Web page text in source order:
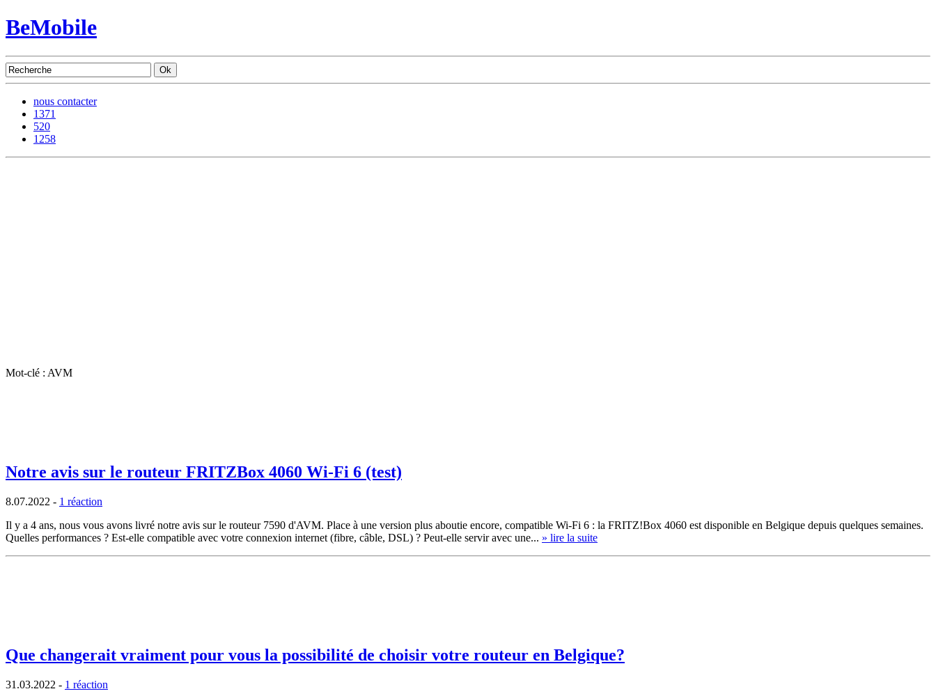
BeMobile
nous contacter
1371
520
1258
Mot-clé : AVM
Notre avis sur le routeur FRITZBox 4060 Wi-Fi 6 (test)
8.07.2022 - 1 réaction
Il y a 4 ans, nous vous avons livré notre avis sur le routeur 7590 d'AVM. Place à une version plus aboutie encore, compatible Wi-Fi 6 : la FRITZ!Box 4060 est disponible en Belgique depuis quelques semaines.
Quelles performances ? Est-elle compatible avec votre connexion internet (fibre, câble, DSL) ? Peut-elle servir avec une... » lire la suite
Que changerait vraiment pour vous la possibilité de choisir votre routeur en Belgique?
31.03.2022 - 1 réaction